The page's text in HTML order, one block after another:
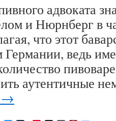
адвоката
и Нюрнберг в
что этот
ведь
аутентичные
→